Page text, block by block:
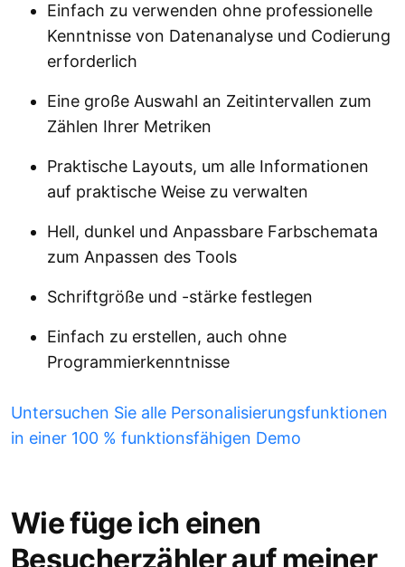
Einfach zu verwenden ohne professionelle
Kenntnisse von Datenanalyse und Codierung
erforderlich
Eine große Auswahl an Zeitintervallen zum
Zählen Ihrer Metriken
Praktische Layouts, um alle Informationen
auf praktische Weise zu verwalten
Hell, dunkel und Anpassbare Farbschemata
zum Anpassen des Tools
Schriftgröße und -stärke festlegen
Einfach zu erstellen, auch ohne
Programmierkenntnisse
Untersuchen Sie alle Personalisierungsfunktionen
in einer 100 % funktionsfähigen Demo
Wie füge ich einen
Besucherzähler auf meiner